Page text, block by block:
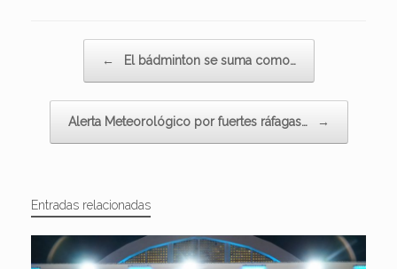
← El bádminton se suma como…
Alerta Meteorológico por fuertes ráfagas… →
Entradas relacionadas